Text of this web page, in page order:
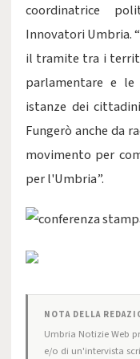
coordinatrice
Innovatori Umbria.
il tramite tra i
parlamentare e
istanze dei
Fungerò anche da
movimento per
per l'Umbria”.
NOTA DELLA
Umbria Notizie Web
e/o di un'intervista